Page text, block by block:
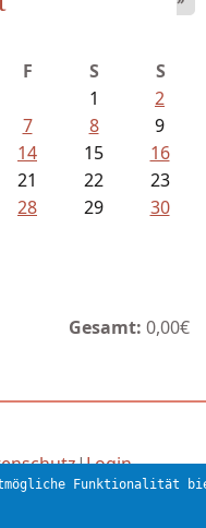
F S
S
1
2
7 8
9
14 15
16
21 22
23
28 29
30
Gesamt: 0,00€
|Login
Funktionalität